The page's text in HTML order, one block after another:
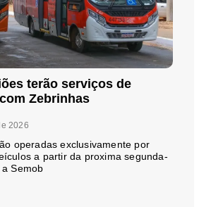
terão serviços de
Zebrinhas
2026
operadas exclusivamente por
a partir da proxima segunda-
Semob